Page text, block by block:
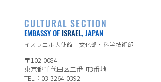
CULTURAL SECTION
EMBASSY OF ISRAEL, JAPAN
イスラエル大使館 文化部・科学技術部
〒102-0084
東京都千代田区二番町3番地
TEL：03-3264-0392